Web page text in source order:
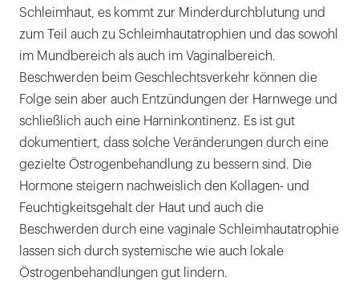
Schleimhaut, es kommt zur Minderdurchblutung und
zum Teil auch zu Schleimhautatrophien und das sowohl
im Mundbereich als auch im Vaginalbereich.
Beschwerden beim Geschlechtsverkehr können die
Folge sein aber auch Entzündungen der Harnwege und
schließlich auch eine Harninkontinenz. Es ist gut
dokumentiert, dass solche Veränderungen durch eine
gezielte Östrogenbehandlung zu bessern sind. Die
Hormone steigern nachweislich den Kollagen- und
Feuchtigkeitsgehalt der Haut und auch die
Beschwerden durch eine vaginale Schleimhautatrophie
lassen sich durch systemische wie auch lokale
Östrogenbehandlungen gut lindern.